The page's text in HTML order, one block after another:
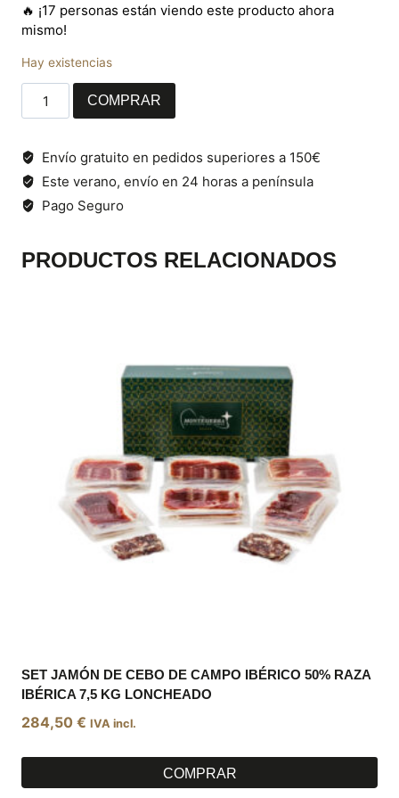
🔥 ¡17 personas están viendo este producto ahora
mismo!
Hay existencias
paleta
cebo
50%
raza
loncheada
cantidad
COMPRAR
Envío gratuito en pedidos superiores a 150€
Este verano, envío en 24 horas a península
Pago Seguro
PRODUCTOS RELACIONADOS
SET JAMÓN DE CEBO DE CAMPO IBÉRICO 50% RAZA
IBÉRICA 7,5 KG LONCHEADO
284,50 € IVA incl.
COMPRAR